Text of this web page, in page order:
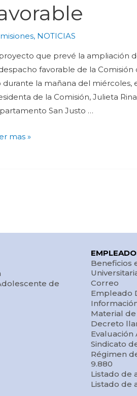
, NOTICIAS
que prevé la ampliación
favorable de la
durante la mañana del miércoles,
de la Comisión, Julieta
San Justo …
mas »
de
Beneficios
Correo
Empleado
Material
Decreto
Sindicato
Régimen
9.880
Listado de
Listado de